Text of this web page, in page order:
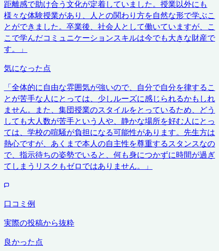
距離感で助け合う文化が定着していました。授業以外にも
様々な体験授業があり、人との関わり方を自然な形で学ぶこ
とができました。卒業後、社会人として働いていますが、こ
こで学んだコミュニケーションスキルは今でも大きな財産で
す。
」
気になった点
「全体的に自由な雰囲気が強いので、自分で自分を律するこ
とが苦手な人にとっては、少しルーズに感じられるかもしれ
ません。また、集団授業のスタイルをとっているため、どう
しても大人数が苦手という人や、静かな場所を好む人にとっ
ては、学校の喧騒が負担になる可能性があります。先生方は
熱心ですが、あくまで本人の自主性を尊重するスタンスなの
で、指示待ちの姿勢でいると、何も身につかずに時間が過ぎ
てしまうリスクもゼロではありません。
」
口コミ例
実際の投稿から抜粋
良かった点